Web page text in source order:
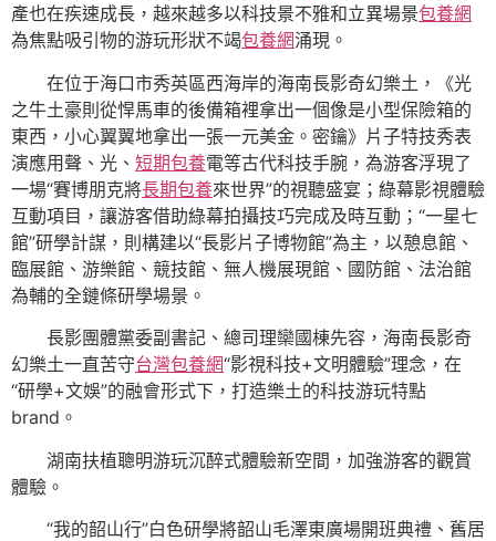
產也在疾速成長，越來越多以科技景不雅和立異場景包養網
為焦點吸引物的游玩形狀不竭包養網涌現。
在位于海口市秀英區西海岸的海南長影奇幻樂土，《光
之牛土豪則從悍馬車的後備箱裡拿出一個像是小型保險箱的
東西，小心翼翼地拿出一張一元美金。密鑰》片子特技秀表
演應用聲、光、 短期包養電等古代科技手腕，為游客浮現了
一場“賽博朋克將長期包養來世界”的視聽盛宴；綠幕影視體驗
互動項目，讓游客借助綠幕拍攝技巧完成及時互動；“一星七
館”研學計謀，則構建以“長影片子博物館”為主，以憩息館、
臨展館、游樂館、競技館、無人機展現館、國防館、法治館
為輔的全鏈條研學場景。
長影團體黨委副書記、總司理欒國棟先容，海南長影奇
幻樂土一直苦守台灣包養網“影視科技+文明體驗”理念，在
“研學+文娛”的融會形式下，打造樂土的科技游玩特點
brand。
湖南扶植聰明游玩沉醉式體驗新空間，加強游客的觀賞
體驗。
“我的韶山行”白色研學將韶山毛澤東廣場開班典禮、舊居